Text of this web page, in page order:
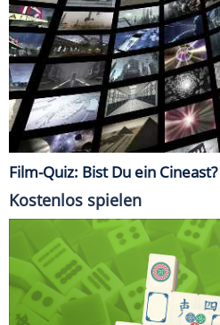
Film-Quiz: Bist Du ein Cineast?
Kostenlos spielen